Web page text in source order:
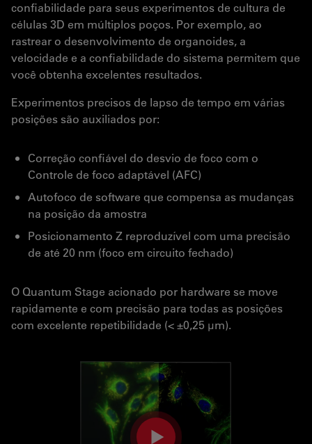
confiabilidade para seus experimentos de cultura de
células 3D em múltiplos poços. Por exemplo, ao
rastrear o desenvolvimento de organoides, a
velocidade e a confiabilidade do sistema permitem que
você obtenha excelentes resultados.
Experimentos precisos de lapso de tempo em várias
posições são auxiliados por:
Correção confiável do desvio de foco com o
Controle de foco adaptável (AFC)
Autofoco de software que compensa as mudanças
na posição da amostra
Posicionamento Z reproduzível com uma precisão
de até 20 nm (foco em circuito fechado)
O Quantum Stage acionado por hardware se move
rapidamente e com precisão para todas as posições
com excelente repetibilidade (< ±0,25 µm).